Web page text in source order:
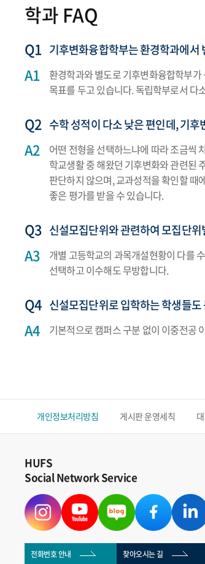
학과 FAQ
기후변화융합학부는 환경학과에서
환경학과와 별도로 기후변화융합학부
목표를 두고 있습니다. 독립학부로서 다
수학 성적이 다소 낮은 편인데, 기
어떤 전형을 선택하느냐에 따라 조금씩
학교생활 중 해왔던 기후변화와 관련된
판단하지 않으며, 교과성적을 확인할
좋은 평가를 받을 수 있습니다.
신설모집단위와 관련하여 모집단
개별 고등학교의 과목개설현황이 다를
선택하고 이수해도 무방합니다.
신설모집단위로 입학하는 학생들
기본적으로 캠퍼스 구분 없이 이중전공
개인정보처리방침 게시판 운영세칙
HUFS
Social Network Service
전화번호 안내 찾아오시는 길